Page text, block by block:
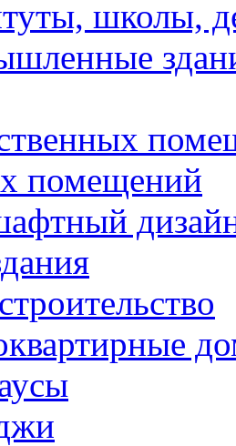
школы,
помещений